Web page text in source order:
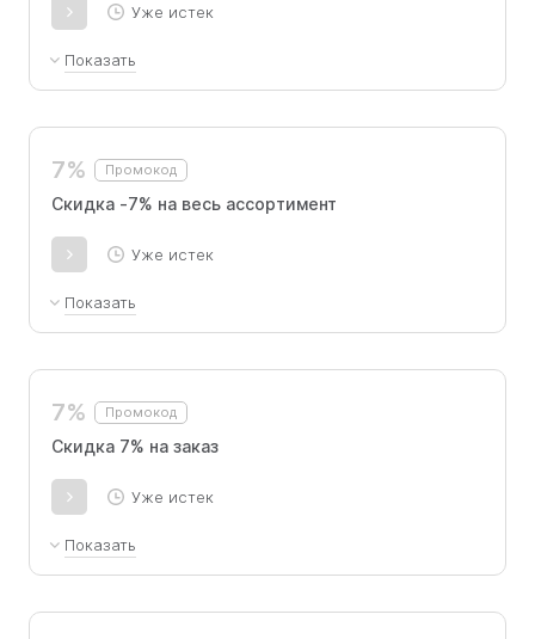
Уже истек
Показать
суммируется с другими акциями и
распродаж.
7% Промокод
Скидка -7% на весь ассортимент
Уже истек
Показать
суммируется с другими акциями и
распродаж.
7% Промокод
Скидка 7% на заказ
Уже истек
Показать
скидками